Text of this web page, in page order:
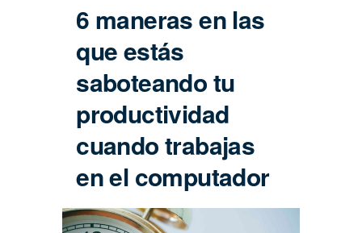
6 maneras en las
que estás
saboteando tu
productividad
cuando trabajas
en el computador